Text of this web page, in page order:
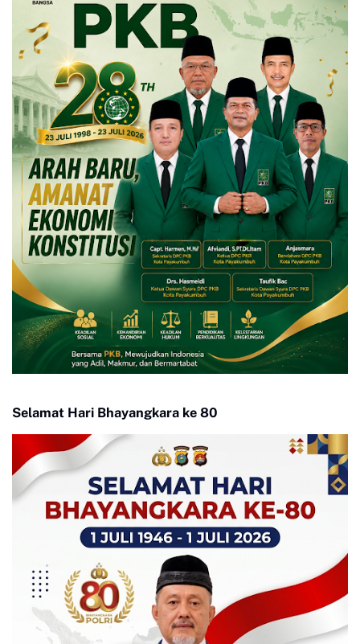
Selamat Hari Bhayangkara ke 80